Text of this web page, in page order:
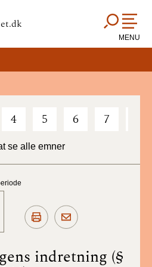
MENU
4 5 6 7
se alle emner
indretning (§